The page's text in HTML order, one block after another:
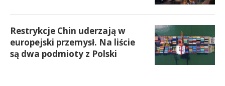
Restrykcje Chin uderzają w
europejski przemysł. Na liście
są dwa podmioty z Polski